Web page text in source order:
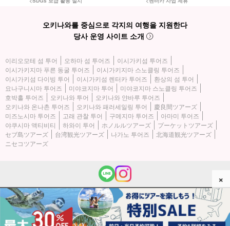
오키나와를 중심으로 각지의 여행을 지원한다
당사 운영 사이트 소개
이리오모테 섬 투어 오하마 섬 투어즈
이시가키섬 투어즈
이시가키지마 푸른 동굴 투어즈
이시가키지마 스노클링 투어즈
이시가키섬 다이빙 투어
이시가키섬 렌터카 투어즈
환상의 섬 투어
요나구니시마 투어즈
미야코지마 투어
미야코지마 스노클링 투어즈
호박홀 투어즈
오키나와 투어
오키나와 얀바루 투어즈
오키나와 온나촌 투어즈
오키나와 패러세일링 투어
慶良間ツアーズ
미즈노시마 투어즈
고래 관찰 투어 구메지마 투어즈
아마미 투어즈
야쿠시마 액티비티
하와이 투어 ホノルルツアーズ
プーケットツアーズ
セブ島ツアーズ
台湾観光ツアーズ 나가노 투어즈
北海道観光ツアーズ
ニセコツアーズ
(c) 2026 이리오모테 섬 투어즈 All Rights Reserved.
×